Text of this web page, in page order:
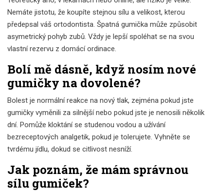
Nemáte jistotu, že koupíte stejnou sílu a velikost, kterou
předepsal váš ortodontista. Špatná gumička může způsobit
asymetrický pohyb zubů. Vždy je lepší spoléhat se na svou
vlastní rezervu z domácí ordinace.
Bolí mě dásně, když nosím nové
gumičky na dovolené?
Bolest je normální reakce na nový tlak, zejména pokud jste
gumičky vyměnili za silnější nebo pokud jste je nenosili několik
dní. Pomůže kloktání se studenou vodou a užívání
bezreceptových analgetik, pokud je tolerujete. Vyhněte se
tvrdému jídlu, dokud se citlivost nesníží.
Jak poznám, že mám správnou
sílu gumiček?